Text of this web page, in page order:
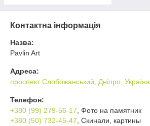
Контактна інформація
Назва:
Pavlin Art
Адреса:
проспект Слобожанський, Дніпро, Україна
Телефон:
+380 (99) 279-56-17, Фото на памятник
+380 (50) 732-45-47, Скинали, картины